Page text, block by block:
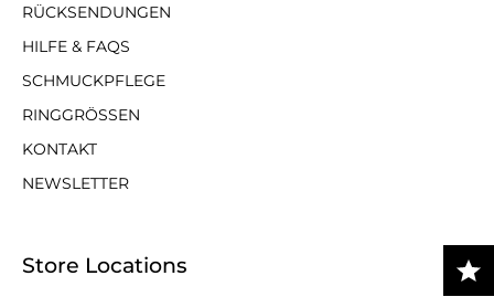
RÜCKSENDUNGEN
HILFE & FAQS
SCHMUCKPFLEGE
RINGGRÖSSEN
KONTAKT
NEWSLETTER
Store Locations